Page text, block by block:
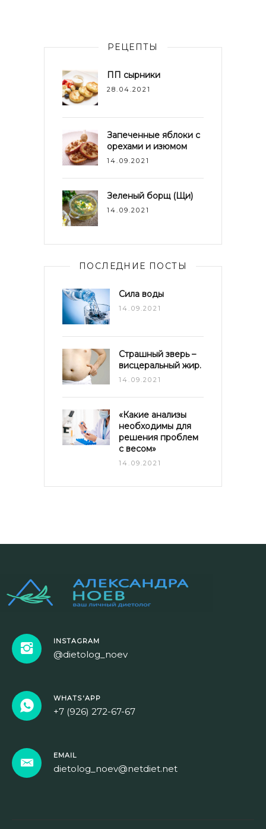
РЕЦЕПТЫ
ПП сырники
28.04.2021
Запеченные яблоки с
орехами и изюмом
14.09.2021
Зеленый борщ (Щи)
14.09.2021
ПОСЛЕДНИЕ ПОСТЫ
Сила воды
14.09.2021
Страшный зверь –
висцеральный жир.
14.09.2021
«Какие анализы
необходимы для
решения проблем
с весом»
14.09.2021
INSTAGRAM
@dietolog_noev
WHATS'APP
+7 (926) 272-67-67
EMAIL
dietolog_noev@netdiet.net